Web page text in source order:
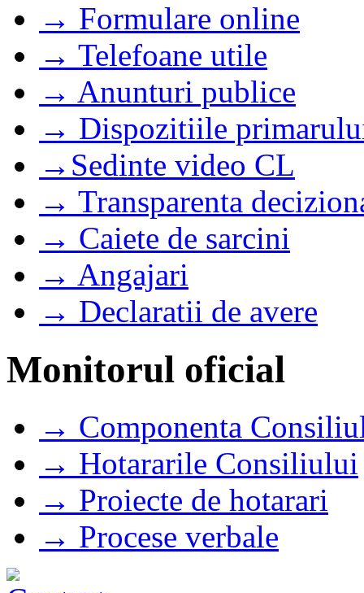
→ Formulare online
→ Telefoane utile
→ Anunturi publice
→ Dispozitiile
→Sedinte video CL
→ Transparenta
→ Caiete de sarcini
→ Angajari
→ Declaratii de avere
Monitorul oficial
→ Componenta
→ Hotararile Consiliului
→ Proiecte de hotarari
→ Procese verbale